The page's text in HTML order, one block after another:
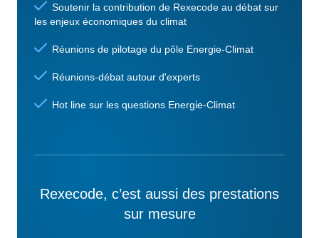
Soutenir la contribution de Rexecode au débat sur
les enjeux économiques du climat
Réunions de pilotage du pôle Energie-Climat
Réunions-débat autour d'experts
Hot line sur les questions Energie-Climat
Rexecode, c’est aussi des prestations
sur mesure